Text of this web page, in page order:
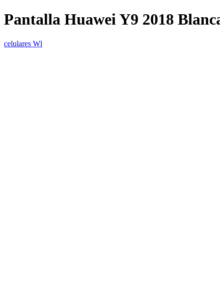
Pantalla Huawei Y9 2018
celulares Wl